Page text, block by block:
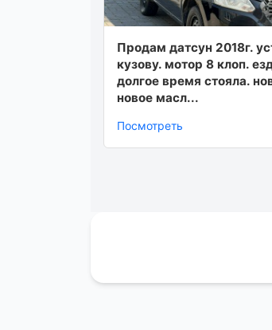
Продам датсун 2018г.
кузову. мотор 8 клоп.
долгое время стояла.
новое масл...
Посмотреть